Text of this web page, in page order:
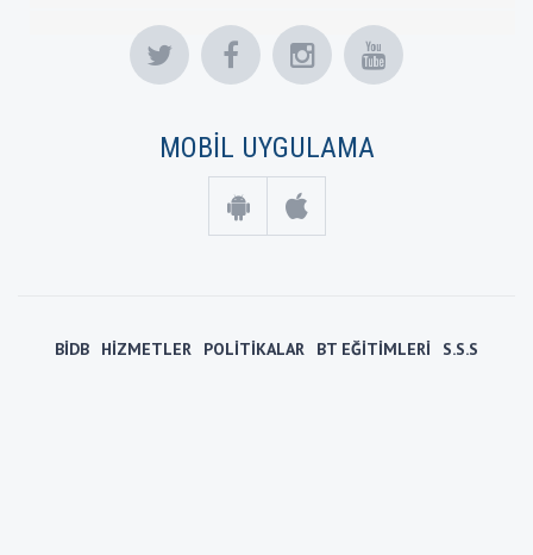
MOBİL UYGULAMA
BİDB HİZMETLER POLİTİKALAR BT EĞİTİMLERİ S.S.S